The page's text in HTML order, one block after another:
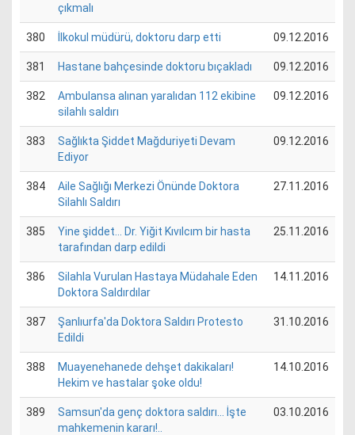
çıkmalı
380 İlkokul müdürü, doktoru darp etti 09.12.2016
381 Hastane bahçesinde doktoru bıçakladı 09.12.2016
382
Ambulansa alınan yaralıdan 112 ekibine
silahlı saldırı
09.12.2016
383
Sağlıkta Şiddet Mağduriyeti Devam
Ediyor
09.12.2016
384
Aile Sağlığı Merkezi Önünde Doktora
Silahlı Saldırı
27.11.2016
385
Yine şiddet… Dr. Yiğit Kıvılcım bir hasta
tarafından darp edildi
25.11.2016
386
Silahla Vurulan Hastaya Müdahale Eden
Doktora Saldırdılar
14.11.2016
387
Şanlıurfa'da Doktora Saldırı Protesto
Edildi
31.10.2016
388
Muayenehanede dehşet dakikaları!
Hekim ve hastalar şoke oldu!
14.10.2016
389
Samsun'da genç doktora saldırı... İşte
mahkemenin kararı!..
03.10.2016